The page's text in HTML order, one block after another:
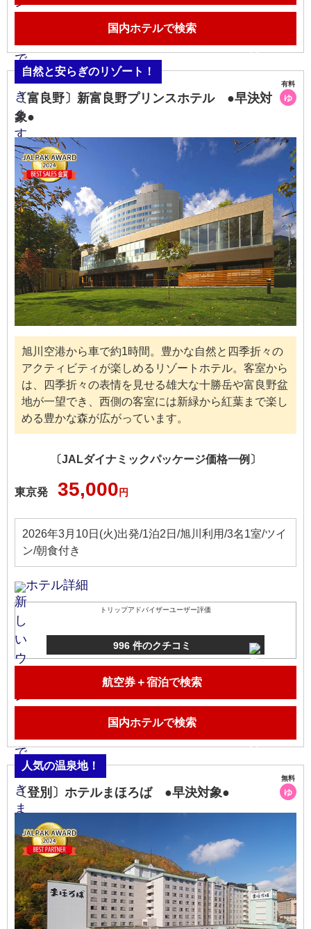
国内ホテルで検索
自然と安らぎのリゾート！
〔富良野〕新富良野プリンスホテル ●早決対
象●
有料
ゆ
旭川空港から車で約1時間。豊かな自然と四季折々の
アクティビティが楽しめるリゾートホテル。客室から
は、四季折々の表情を見せる雄大な十勝岳や富良野盆
地が一望でき、西側の客室には新緑から紅葉まで楽し
める豊かな森が広がっています。
〔JALダイナミックパッケージ価格一例〕
東京発 35,000 円
2026年3月10日(火)出発/1泊2日/旭川利用/3名1室/ツイ
ン/朝食付き
ホテル詳細
トリップアドバイザーユーザー評価
996 件のクチコミ
航空券＋宿泊で検索
国内ホテルで検索
人気の温泉地！
〔登別〕ホテルまほろば ●早決対象●
無料
ゆ